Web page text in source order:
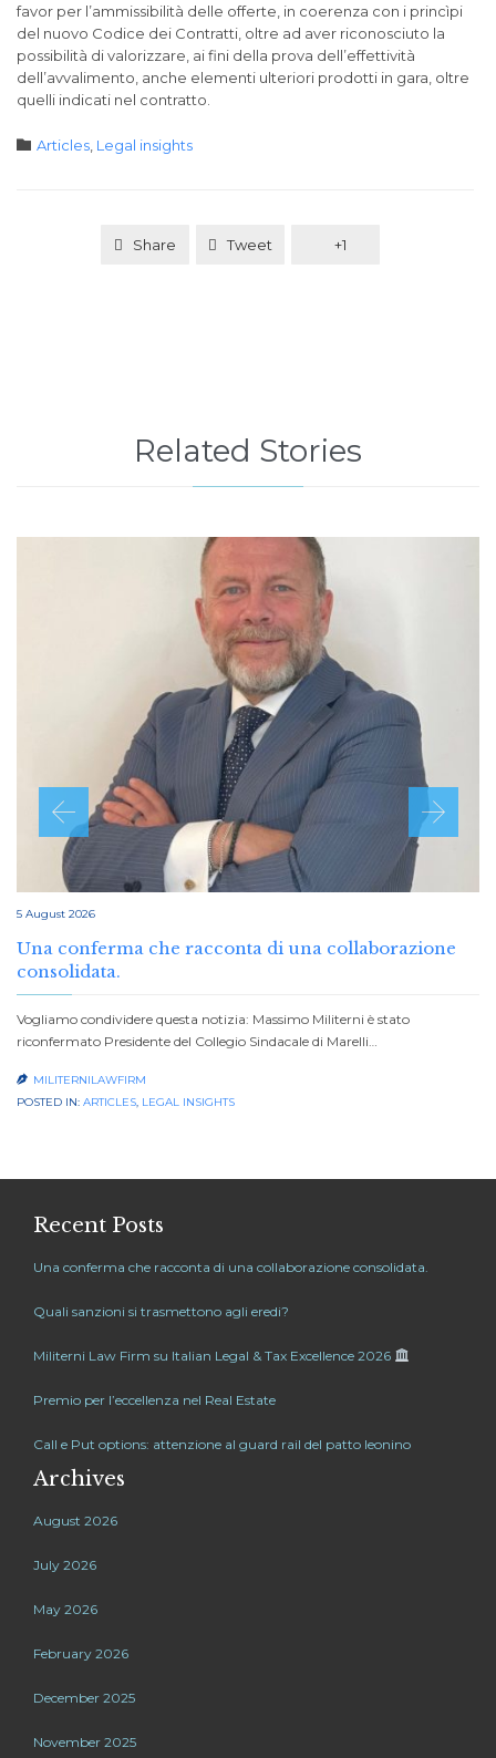
favor per l’ammissibilità delle offerte, in coerenza con i princìpi
del nuovo Codice dei Contratti, oltre ad aver riconosciuto la
possibilità di valorizzare, ai fini della prova dell’effettività
dell’avvalimento, anche elementi ulteriori prodotti in gara, oltre
quelli indicati nel contratto.
 Category
Articles Legal insights
Share Tweet +1
Related Stories
5 August 2026
Una conferma che racconta di una collaborazione
consolidata.
Vogliamo condividere questa notizia: Massimo Militerni è stato
riconfermato Presidente del Collegio Sindacale di Marelli…
 MILITERNILAWFIRM
POSTED IN: ARTICLES, LEGAL INSIGHTS
Recent Posts
Una conferma che racconta di una collaborazione consolidata.
Quali sanzioni si trasmettono agli eredi?
Militerni Law Firm su Italian Legal & Tax Excellence 2026
Premio per l’eccellenza nel Real Estate
Call e Put options: attenzione al guard rail del patto leonino
Archives
August 2026
July 2026
May 2026
February 2026
December 2025
November 2025